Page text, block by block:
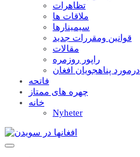
تظاهرات
ملاقات ها
سيمينارها
قوانين ومقررات جديد
مقالات
راپور روزمره
درمورد پناهجويان افغان
فاتحه
چهره های ممتاز
خانه
Nyheter